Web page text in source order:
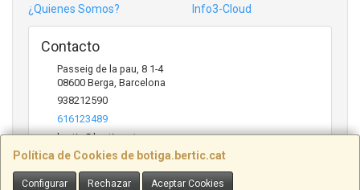
Política de Cookies de botiga.bertic.cat
Configurar Rechazar Aceptar Cookies
¿Quienes Somos?
Info3-Cloud
Contacto
Passeig de la pau, 8 1-4
08600 Berga, Barcelona
938212590
616123489
bertic@bertic.cat